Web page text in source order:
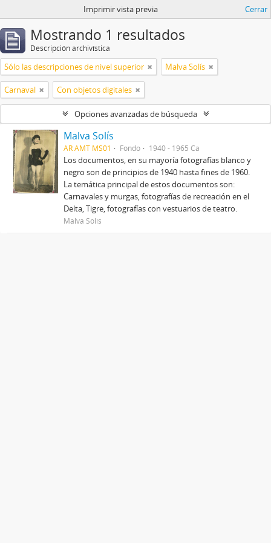
Imprimir vista previa Cerrar
Mostrando 1 resultados
Descripción archivística
Sólo las descripciones de nivel superior Malva Solís
Carnaval Con objetos digitales
Opciones avanzadas de búsqueda
Malva Solís
AR AMT MS01 Fondo 1940 - 1965 Ca
Los documentos, en su mayoría fotografías blanco y
negro son de principios de 1940 hasta fines de 1960.
La temática principal de estos documentos son:
Carnavales y murgas, fotografías de recreación en el
Delta, Tigre, fotografías con vestuarios de teatro.
Malva Solís